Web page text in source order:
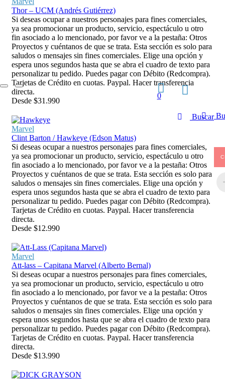
0
Buscar
Thor – UCM (Andrés Gutiérrez)
Si deseas ocupar a nuestros personajes para fines comerciales,
ya sea promocionar un producto, servicio, espectáculo u otro
fin asociado a lo mencionado, por favor ve a la pestaña: Otros
Proyectos y cuéntanos de que se trata. Esta sección es solo para
saludos o mensajes sin fines comerciales. Elige una opción y
espera unos segundos hasta que se abra el cuadro de texto para
personalizar tu pedido. Puedes pagar con Débito (Redcompra).
Tarjetas de Crédito en cuotas. Paypal. Hacer transferencia
directa.
Desde $31.990
Marvel
Clint Barton / Hawkeye (Edson Matus)
Si deseas ocupar a nuestros personajes para fines comerciales,
ya sea promocionar un producto, servicio, espectáculo u otro
fin asociado a lo mencionado, por favor ve a la pestaña: Otros
Proyectos y cuéntanos de que se trata. Esta sección es solo para
saludos o mensajes sin fines comerciales. Elige una opción y
espera unos segundos hasta que se abra el cuadro de texto para
personalizar tu pedido. Puedes pagar con Débito (Redcompra).
Tarjetas de Crédito en cuotas. Paypal. Hacer transferencia
directa.
Desde $12.990
Marvel
Att-lass – Capitana Marvel (Alberto Bernal)
Si deseas ocupar a nuestros personajes para fines comerciales,
ya sea promocionar un producto, servicio, espectáculo u otro
fin asociado a lo mencionado, por favor ve a la pestaña: Otros
Proyectos y cuéntanos de que se trata. Esta sección es solo para
saludos o mensajes sin fines comerciales. Elige una opción y
espera unos segundos hasta que se abra el cuadro de texto para
personalizar tu pedido. Puedes pagar con Débito (Redcompra).
Tarjetas de Crédito en cuotas. Paypal. Hacer transferencia
directa.
Desde $13.990